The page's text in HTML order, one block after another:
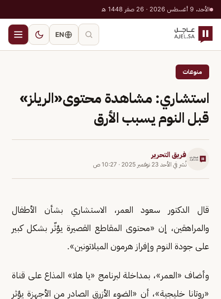
الأحد، 9 أغسطس 2026 · 26 صفر 1448 هـ
EN
منوعات
استشاري: مشاهدة محتوى«الريلز»
قبل النوم يسبب الأرق
فريق التحرير
نُشر في الأحد 23 نوفمبر 2025 · 10:27 ص
قال الدكتور سعود العمر، الاستشاري بشأن الأطفال
والمراهقين، إن «محتوى المقاطع القصيرة يؤثّر بشكل كبير
على جودة النوم وإفراز هرمون الميلاتونين».
وأضاف «العمر»، بمداخلة لبرنامج «يا هلا» المذاع على قناة
«روتانا خليجية»، أن «الضوء الأزرق الصادر من الأجهزة يؤثر